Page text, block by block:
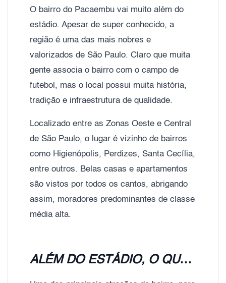
O bairro do Pacaembu vai muito além do
estádio. Apesar de super conhecido, a
região é uma das mais nobres e
valorizados de São Paulo. Claro que muita
gente associa o bairro com o campo de
futebol, mas o local possui muita história,
tradição e infraestrutura de qualidade.
Localizado entre as Zonas Oeste e Central
de São Paulo, o lugar é vizinho de bairros
como Higienópolis, Perdizes, Santa Cecília,
entre outros. Belas casas e apartamentos
são vistos por todos os cantos, abrigando
assim, moradores predominantes de classe
média alta.
ALÉM DO ESTÁDIO, O QUE O PACAEMBU PODE NOS OFERECER?